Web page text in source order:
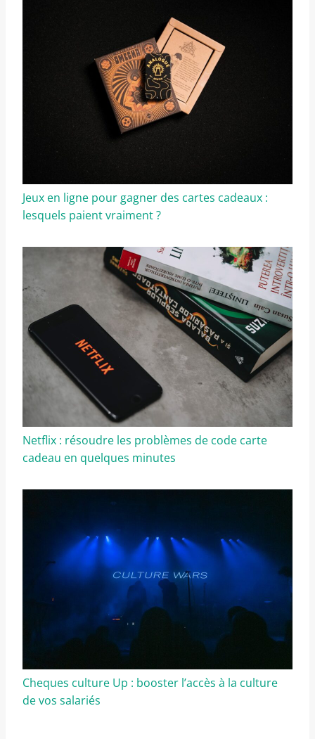
Jeux en ligne pour gagner des cartes cadeaux :
lesquels paient vraiment ?
Netflix : résoudre les problèmes de code carte
cadeau en quelques minutes
Cheques culture Up : booster l’accès à la culture
de vos salariés